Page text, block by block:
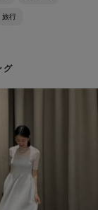
旅行
グ